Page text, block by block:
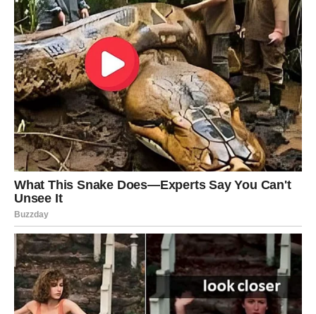
mogla potpuno promijeniti vašu budućnost.
Jedna želja sada postaje stvarnost.
Veliko iznenađenje ulazi u vaš život
Pred vama su veoma posebni trenuci.
RIBE
Ribe ulaze u veoma emotivan i nježan period.
Ljubav, pažnja i osjećaj sigurnosti konačno postaju dio
vaše svakodnevice.
Duša konačno pronalazi spokoj